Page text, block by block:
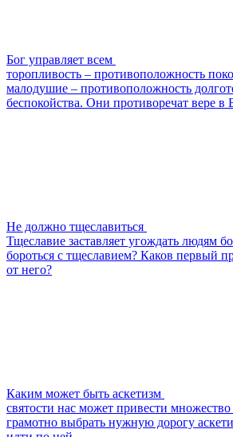
Бог управляет всем
торопливость – противоположность
малодушие – противоположность
беспокойства. Они противоречат вере в
Не должно тщеславиться
Тщеславие заставляет угождать людям
бороться с тщеславием? Каков первый
от него?
Каким может быть аскетизм
святости нас может привести
грамотно выбрать нужную дорогу